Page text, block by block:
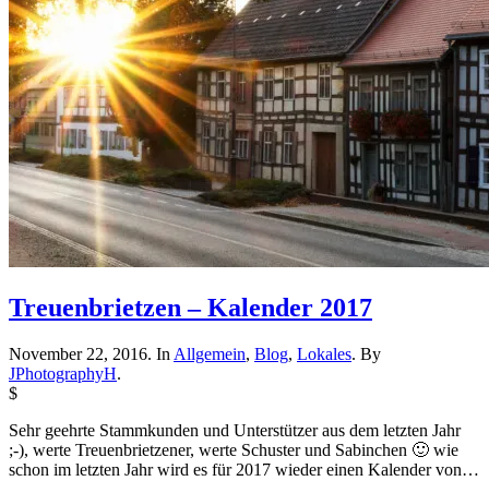
Treuenbrietzen – Kalender 2017
November 22, 2016. In Allgemein, Blog, Lokales. By
JPhotographyH.
$
Sehr geehrte Stammkunden und Unterstützer aus dem letzten Jahr
;-), werte Treuenbrietzener, werte Schuster und Sabinchen 🙂 wie
schon im letzten Jahr wird es für 2017 wieder einen Kalender von…